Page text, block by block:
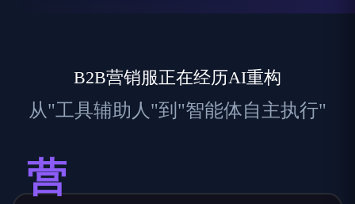
B2B营销服正在经历AI重构
从"工具辅助人"到"智能体自主执行"
营